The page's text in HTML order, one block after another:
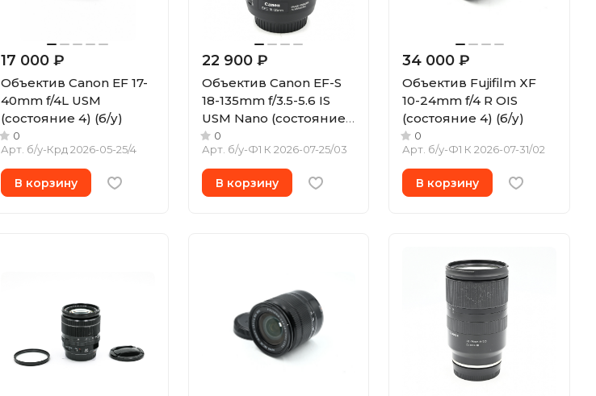
17 000 ₽
Объектив Canon EF 17-
40mm f/4L USM
(состояние 4) (б/у)
0
Арт. б/у-Крд 2026-05-25/4
В корзину
22 900 ₽
Объектив Canon EF-S
18-135mm f/3.5-5.6 IS
USM Nano (состояние
5-) (б/у)
0
Арт. б/у-Ф1 К 2026-07-25/03
В корзину
34 000 ₽
Объектив Fujifilm XF
10-24mm f/4 R OIS
(состояние 4) (б/у)
0
Арт. б/у-Ф1 К 2026-07-31/02
В корзину